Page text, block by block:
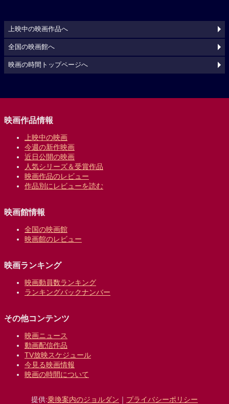
上映中の映画作品へ
全国の映画館へ
映画の時間トップページへ
映画作品情報
上映中の映画
今週の新作映画
近日公開の映画
人気シリーズ＆受賞作品
映画作品のレビュー
作品別にレビューを読む
映画館情報
全国の映画館
映画館のレビュー
映画ランキング
映画動員数ランキング
ランキングバックナンバー
その他コンテンツ
映画ニュース
動画配信作品
TV放映スケジュール
今見る映画情報
映画の時間について
提供:乗換案内のジョルダン ｜ プライバシーポリシー